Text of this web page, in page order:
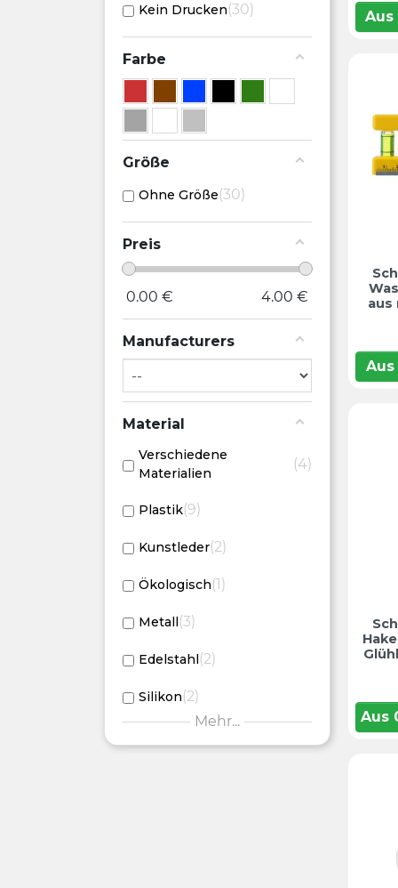
Kein Drucken 30
Farbe
Größe
Ohne Größe 30
Preis
0.00 € 4.00 €
Manufacturers
Material
Verschiedene
Materialien
4
Plastik 9
Kunstleder 2
Ökologisch 1
Metall 3
Edelstahl 2
Silikon 2
Mehr...
Aus
aus
Aus
Aus